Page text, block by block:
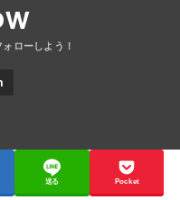
送る Pocket